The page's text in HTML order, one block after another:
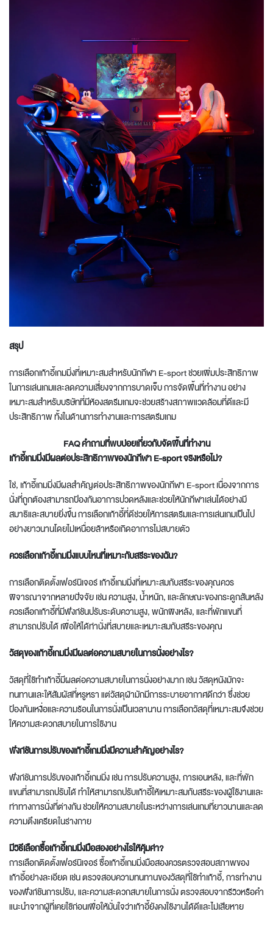
สรุป
การเลือกเก้าอี้เกมมิ่งที่เหมาะสมสำหรับนักกีฬา E-sport ช่วยเพิ่มประสิทธิภาพ
ในการเล่นเกมและลดความเสี่ยงจากการบาดเจ็บ การจัดพื้นที่ทำงานอย่าง
เหมาะสมสำหรับบริษัทที่มีห้องสตรีมเกมจะช่วยสร้างสภาพแวดล้อมที่ดีและมี
ประสิทธิภาพ ทั้งในด้านการทำงานและการสตรีมเกม
FAQ คำถามที่พบบ่อยเกี่ยวกับจัดพื้นที่ทำงาน
เก้าอี้เกมมิ่งมีผลต่อประสิทธิภาพของนักกีฬา E-sport จริงหรือไม่?
ใช่, เก้าอี้เกมมิ่งมีผลสำคัญต่อประสิทธิภาพของนักกีฬา E-sport เนื่องจากการ
นั่งที่ถูกต้องสามารถป้องกันอาการปวดหลังและช่วยให้นักกีฬาเล่นได้อย่างมี
สมาธิและสบายยิ่งขึ้น การเลือกเก้าอี้ที่ดีช่วยให้การสตรีมและการเล่นเกมเป็นไป
อย่างยาวนานโดยไม่เหนื่อยล้าหรือเกิดอาการไม่สบายตัว
ควรเลือกเก้าอี้เกมมิ่งแบบไหนที่เหมาะกับสรีระของฉัน?
การเลือกติดตั้งเฟอร์นิเจอร์เก้าอี้เกมมิ่งที่เหมาะสมกับสรีระของคุณควร
พิจารณาจากหลายปัจจัย เช่น ความสูง, น้ำหนัก, และลักษณะของกระดูกสันหลัง
ควรเลือกเก้าอี้ที่มีฟังก์ชันปรับระดับความสูง, พนักพิงหลัง, และที่พักแขนที่
สามารถปรับได้ เพื่อให้ได้ท่านั่งที่สบายและเหมาะสมกับสรีระของคุณ
วัสดุของเก้าอี้เกมมิ่งมีผลต่อความสบายในการนั่งอย่างไร?
วัสดุที่ใช้ทำเก้าอี้มีผลต่อความสบายในการนั่งอย่างมาก เช่น วัสดุหนังมักจะ
ทนทานและให้สัมผัสที่หรูหรา แต่วัสดุผ้ามักมีการระบายอากาศดีกว่า ซึ่งช่วย
ป้องกันเหงื่อและความร้อนในการนั่งเป็นเวลานาน การเลือกวัสดุที่เหมาะสมจึงช่วย
ให้ความสะดวกสบายในการใช้งาน
ฟังก์ชันการปรับของเก้าอี้เกมมิ่งมีความสำคัญอย่างไร?
ฟังก์ชันการปรับของเก้าอี้เกมมิ่ง เช่น การปรับความสูง, การเอนหลัง, และที่พัก
แขนที่สามารถปรับได้ ทำให้สามารถปรับเก้าอี้ให้เหมาะสมกับสรีระของผู้ใช้งานและ
ท่าทางการนั่งที่ต่างกัน ช่วยให้ความสบายในระหว่างการเล่นเกมที่ยาวนานและลด
ความตึงเครียดในร่างกาย
มีวิธีเลือกซื้อเก้าอี้เกมมิ่งมือสองอย่างไรให้คุ้มค่า?
การเลือกติดตั้งเฟอร์นิเจอร์ซื้อเก้าอี้เกมมิ่งมือสองควรตรวจสอบสภาพของ
เก้าอี้อย่างละเอียด เช่น ตรวจสอบความทนทานของวัสดุที่ใช้ทำเก้าอี้, การทำงาน
ของฟังก์ชันการปรับ, และความสะดวกสบายในการนั่ง ตรวจสอบจากรีวิวหรือคำ
แนะนำจากผู้ที่เคยใช้ก่อนเพื่อให้มั่นใจว่าเก้าอี้ยังคงใช้งานได้ดีและไม่เสียหาย